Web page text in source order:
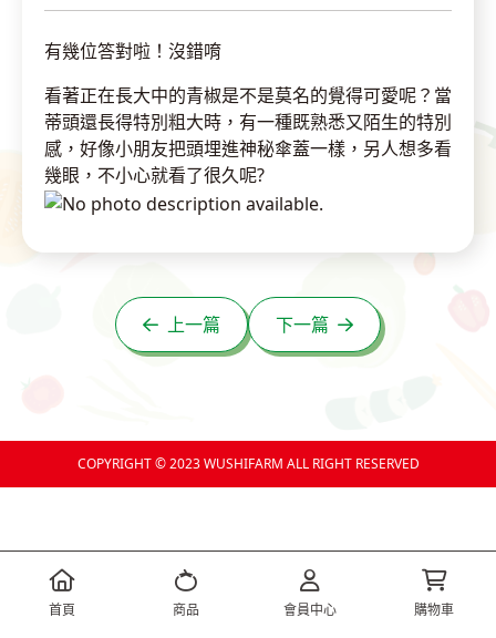
有幾位答對啦！沒錯唷
看著正在長大中的青椒是不是莫名的覺得可愛呢？當
蒂頭還長得特別粗大時，有一種既熟悉又陌生的特別
感，好像小朋友把頭埋進神秘傘蓋一樣，另人想多看
幾眼，不小心就看了很久呢?
上一篇 下一篇
首頁 商品 會員中心 購物車
COPYRIGHT © 2023 WUSHIFARM ALL RIGHT RESERVED